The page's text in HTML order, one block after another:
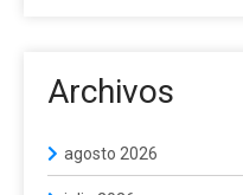
Archivos
agosto 2026